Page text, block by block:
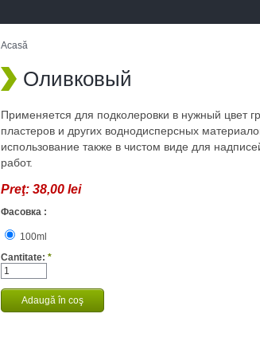
Acasă
Оливковый
Применяется для подколеровки в нужный цвет
пластеров и других воднодисперсных
использование также в чистом виде для
работ.
Preţ: 38,00 lei
Фасовка :
100ml
Cantitate: *